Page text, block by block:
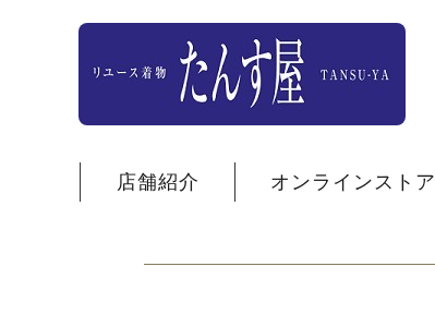
店舗紹介 オンラインストア